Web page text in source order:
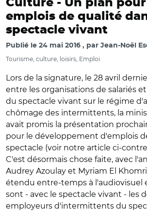
Culture - Un plan
emplois de qualité
spectacle vivant
Publié le 24 mai 2016 par Jean-Noël
Tourisme, culture, loisirs, Emploi
Lors de la signature, le 28 avril
entre les organisations de salariés
du spectacle vivant sur le régime
chômage des intermittents, la
avait promis la présentation
pour le développement d'emplois
spectacle (voir notre article ci-contre
C'est désormais chose faite, avec
Audrey Azoulay et Myriam El
étendu entre-temps à l'audiovisuel
sont - avec le spectacle vivant - les
employeurs d'intermittents du